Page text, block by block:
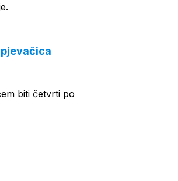
biti četvrti po